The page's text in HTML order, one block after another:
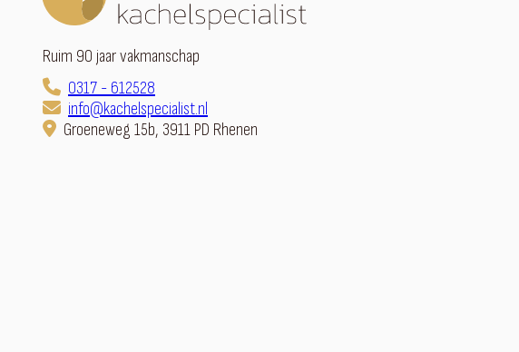
Ruim 90 jaar vakmanschap
0317 - 612528
info@kachelspecialist.nl
Groeneweg 15b, 3911 PD Rhenen